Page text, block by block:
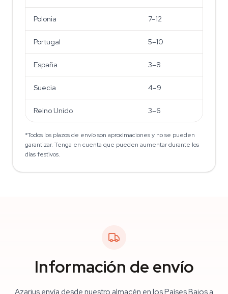
Polonia 7–12
Portugal 5–10
España 3–8
Suecia 4–9
Reino Unido 3–6
*Todos los plazos de envío son aproximaciones y no se pueden
garantizar. Tenga en cuenta que pueden aumentar durante los
días festivos.
Información de envío
Azarius envía desde nuestro almacén en los Países Bajos a